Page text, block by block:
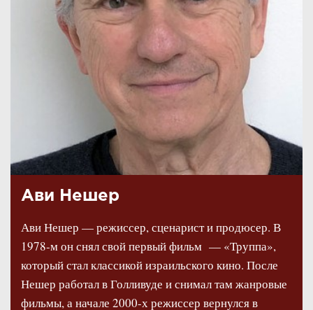
Ави Нешер
Ави Нешер — режиссер, сценарист и продюсер. В
1978-м он снял свой первый фильм — «Труппа»,
который стал классикой израильского кино. После
Нешер работал в Голливуде и снимал там жанровые
фильмы, а начале 2000-х режиссер вернулся в